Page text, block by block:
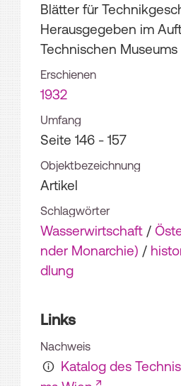
Blätter für
Herausgegeben im
Technischen Museums
Erschienen
1932
Umfang
Seite 146 - 157
Objektbezeichnung
Artikel
Schlagwörter
Wasserwirtschaft /
nder Monarchie) /
dlung
Links
Nachweis
Katalog des